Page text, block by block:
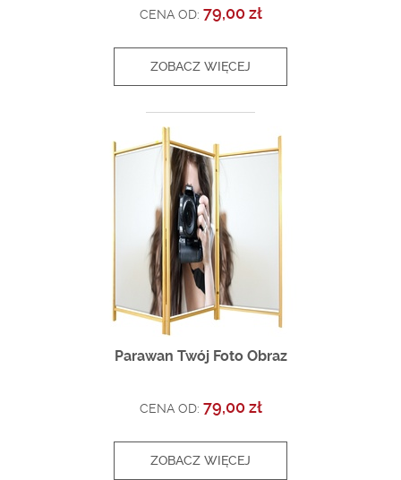
CENA OD: 79,00 zł
ZOBACZ WIĘCEJ
Parawan Twój Foto Obraz
CENA OD: 79,00 zł
ZOBACZ WIĘCEJ